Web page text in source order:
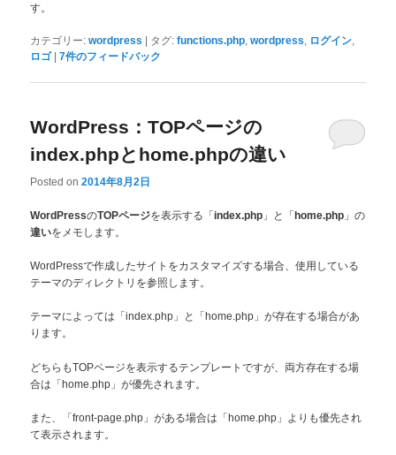
す。
カテゴリー: wordpress | タグ: functions.php ,wordpress ログイン
ロゴ |7件のフィードバック
WordPress：TOPページの
index.phpとhome.phpの違い
Posted on2014年8月2日
WordPressのTOPページを表示する「index.php 」と「 home.php 」の
違いをメモします。
WordPressで作成したサイトをカスタマイズする場合、使用している
テーマのディレクトリを参照します。
テーマによっては「index.php」と「home.php」が存在する場合があ
ります。
どちらもTOPページを表示するテンプレートですが、両方存在する場
合は「home.php」が優先されます。
また、「front-page.php」がある場合は「home.php」よりも優先され
て表示されます。